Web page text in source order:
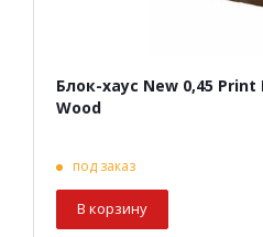
Блок-хаус New 0,45
Wood
под заказ
В корзину